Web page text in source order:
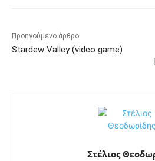
Προηγούμενο άρθρο
Stardew Valley (video game)
Στέλιος